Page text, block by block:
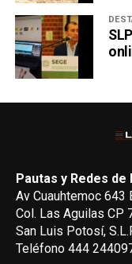
Pautas y Redes de
Av Cuauhtemoc 643
Col. Las Aguilas CP
San Luis Potosí,
Teléfono 444